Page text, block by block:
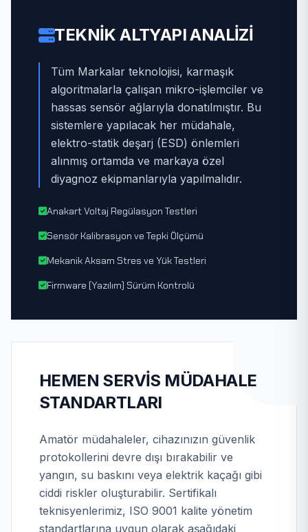
TEKNIK ALTYAPI ANALIZI
Tüm Markalar teknolojisi, karmaşık
algoritmalarla çalışan mikro-işlemciler ve
hassas sensör ağlarıyla donatılmıştır. Bu
sistemlere yapılacak her müdahale,
elektro-statik deşarj (ESD) önlemleri
alınmış ortamda ve markaya özel
diyagnoz ekipmanlarıyla yapılmalıdır.
Anakart Voltaj Regülasyon Testleri
Sensör Kalibrasyon ve Tepki Ölçümü
Mekanik Aksam Stres ve Yük Testleri
Firmware (Yazılım) Sürüm Kontrolü
HEMEN SERVIS MÜDAHALE
STANDARTLARI
Amatör müdahaleler, cihazınızın güvenlik
protokollerini devre dışı bırakabilir ve
yangın, su baskını veya elektrik kaçağı gibi
ciddi riskler oluşturabilir. Sertifikalı
teknisyenlerimiz, ISO 9001 kalite yönetim
standartlarına uygun olarak aşağıdaki